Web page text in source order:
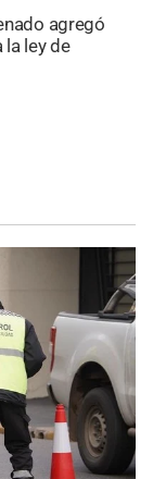
agregó
ley de